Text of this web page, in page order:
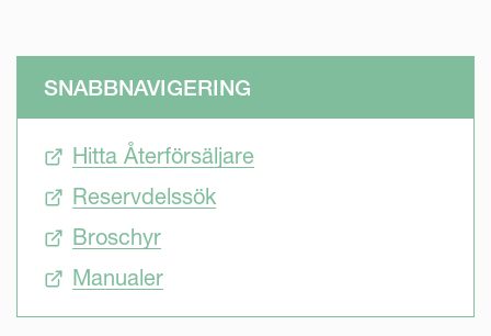
SNABBNAVIGERING
Hitta Återförsäljare
Reservdelssök
Broschyr
Manualer